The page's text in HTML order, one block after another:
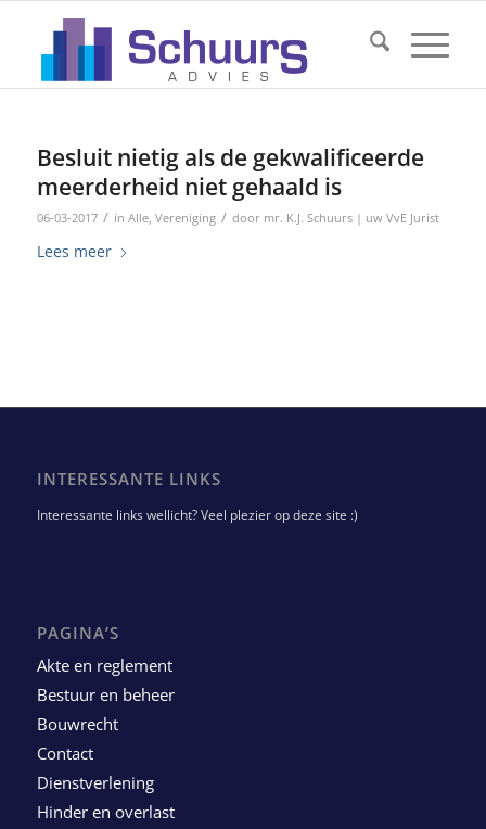
Besluit nietig als de gekwalificeerde
meerderheid niet gehaald is
06-03-2017 / in Alle, Vereniging / door mr. K.J. Schuurs | uw VvE Jurist
Lees meer
INTERESSANTE LINKS
Interessante links wellicht? Veel plezier op deze site :)
PAGINA’S
Akte en reglement
Bestuur en beheer
Bouwrecht
Contact
Dienstverlening
Hinder en overlast